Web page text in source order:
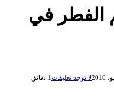
الفطر في
لا توجد تعليقات1 دقائق